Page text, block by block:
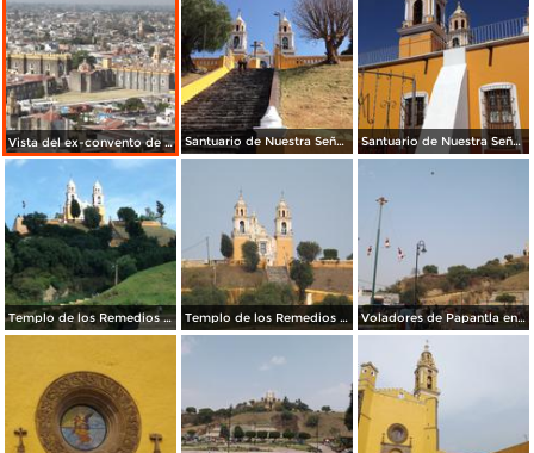
Vista del ex-convento de San Gabriel, siglo XVI. Enero/2017 Santuario de Nuestra Señora de los Remedios. Enero/2017 Santuario de Nuestra Señora de los Remedios. Enero/2017
Templo de los Remedios y pirámide de Cholula. Agosto/2015 Templo de los Remedios sobre la pirámide de Cholula. Mayo/2013 Voladores de Papantla en la Pirámide de Cholula. Mayo/2013